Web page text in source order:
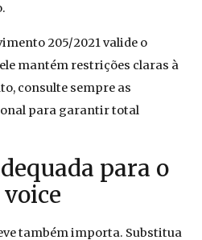
205/2021 valide o
mantém restrições claras à
consulte sempre as
para garantir total
para o
também importa. Substitua